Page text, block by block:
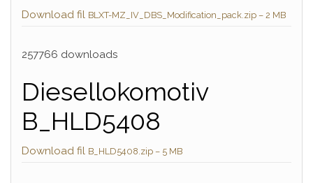
Download fil BLXT-MZ_IV_DBS_Modification_pack.zip – 2 MB
257766 downloads
Diesellokomotiv
B_HLD5408
Download fil B_HLD5408.zip – 5 MB